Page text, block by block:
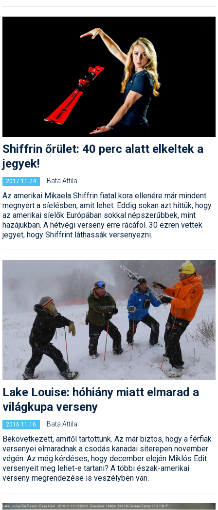
Síléc
Sítechnika
Snowboard
Sportorvos
Szakértők
Szánkó
Szótárak
Termékajánló
Történelem
Túrasí
Utasbiztosítás
Utazási tippek
Védőfelszerelés
Wellness
Shiffrin őrület: 40 perc alatt elkeltek a
jegyek!
2017.11.24. Bata Attila
Az amerikai Mikaela Shiffrin fiatal kora ellenére már mindent
megnyert a síelésben, amit lehet. Eddig sokan azt hittük, hogy
az amerikai síelők Európában sokkal népszerűbbek, mint
hazájukban. A hétvégi verseny erre rácáfol. 30 ezren vettek
jegyet, hogy Shiffrint láthassák versenyezni.
Lake Louise: hóhiány miatt elmarad a
világkupa verseny
2016.11.16. Bata Attila
Bekövetkezett, amitől tartottunk. Az már biztos, hogy a férfiak
versenyei elmaradnak a csodás kanadai síterepen november
végén. Az még kérdéses, hogy december elején Miklós Edit
versenyeit meg lehet-e tartani? A többi észak-amerikai
verseny megrendezése is veszélyben van.